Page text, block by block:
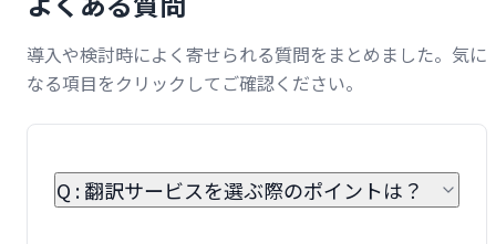
導入や検討時によく寄せられる質問をまとめました。気に
なる項目をクリックしてご確認ください。
Q : 翻訳サービスを選ぶ際のポイントは？